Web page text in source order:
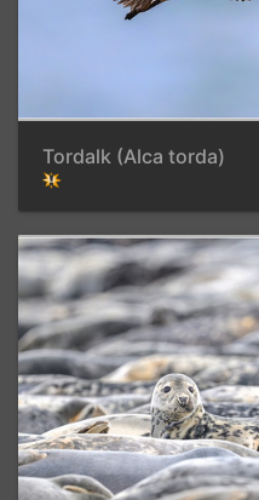
Tordalk (Alca torda)